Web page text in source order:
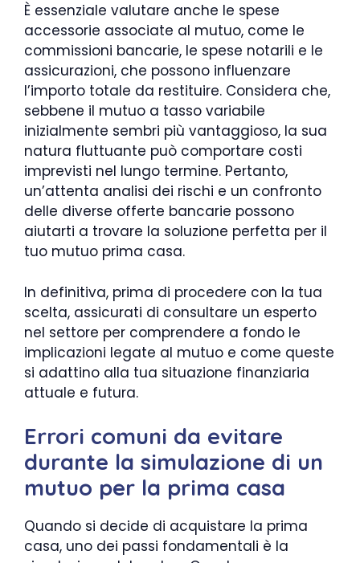
È essenziale valutare anche le spese
accessorie associate al mutuo, come le
commissioni bancarie, le spese notarili e le
assicurazioni, che possono influenzare
l’importo totale da restituire. Considera che,
sebbene il mutuo a tasso variabile
inizialmente sembri più vantaggioso, la sua
natura fluttuante può comportare costi
imprevisti nel lungo termine. Pertanto,
un’attenta analisi dei rischi e un confronto
delle diverse offerte bancarie possono
aiutarti a trovare la soluzione perfetta per il
tuo mutuo prima casa.
In definitiva, prima di procedere con la tua
scelta, assicurati di consultare un esperto
nel settore per comprendere a fondo le
implicazioni legate al mutuo e come queste
si adattino alla tua situazione finanziaria
attuale e futura.
Errori comuni da evitare
durante la simulazione di un
mutuo per la prima casa
Quando si decide di acquistare la prima
casa, uno dei passi fondamentali è la